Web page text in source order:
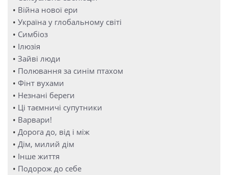
• Війна нової ери
• Україна у глобальному світі
• Симбіоз
• Ілюзія
• Зайві люди
• Полювання за синім птахом
• Фінт вухами
• Незнані береги
• Ці таємничі супутники
• Варвари!
• Дорога до, від і між
• Дім, милий дім
• Інше життя
• Подорож до себе